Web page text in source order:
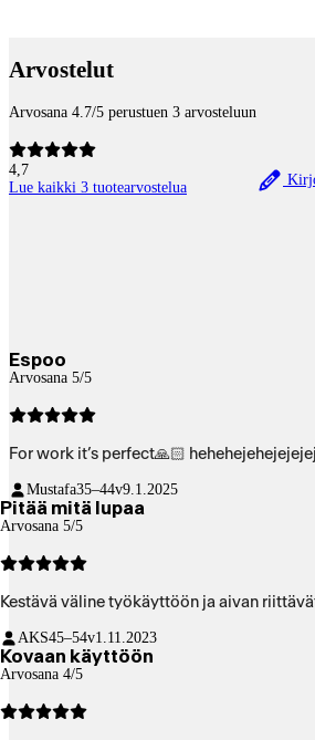
Arvostelut
Arvosana 4.7/5 perustuen 3 arvosteluun
4,7
Lue kaikki 3 tuotearvostelua
Espoo
Arvosana 5/5
For work it’s perfect🙏🏻
Mustafa35–44v9.1.2025
Pitää mitä lupaa
Arvosana 5/5
Kestävä väline työkäyttöön ja aivan
AKS45–54v1.11.2023
Kovaan käyttöön
Arvosana 4/5